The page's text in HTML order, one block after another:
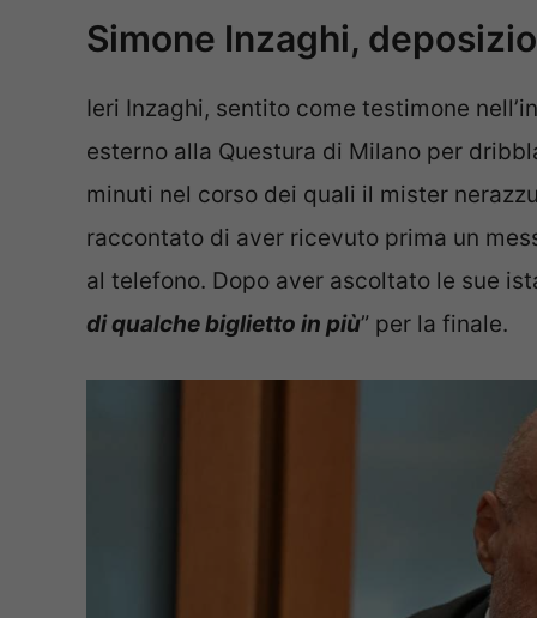
Simone Inzaghi,
Ieri Inzaghi, sentito come testimone
esterno alla Questura di Milano per
minuti nel corso dei quali il mister
raccontato di aver ricevuto prima un
al telefono. Dopo aver ascoltato le sue
di qualche biglietto in più” per la finale.